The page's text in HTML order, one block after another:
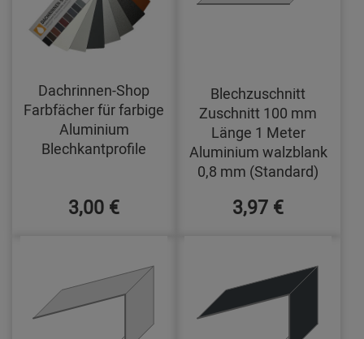
Dachrinnen-Shop
Farbfächer für farbige
Aluminium
Blechkantprofile
3,00 €
Blechzuschnitt
Zuschnitt 100 mm
Länge 1 Meter
Aluminium walzblank
0,8 mm (Standard)
3,97 €